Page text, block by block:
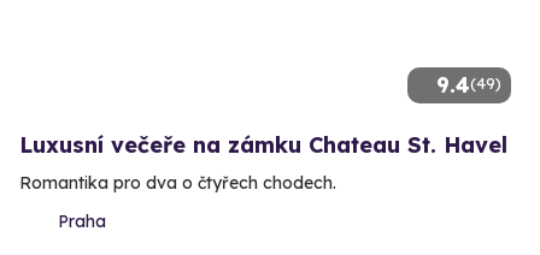
9.4(49)
Luxusní večeře na zámku Chateau St. Havel
Romantika pro dva o čtyřech chodech.
Praha